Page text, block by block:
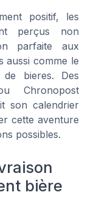
positif, les
perçus non
parfaite aux
aussi comme le
bieres. Des
Chronopost
son calendrier
cette aventure
possibles.
bière